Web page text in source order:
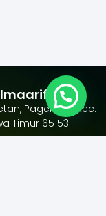
Pagentan, Kec.
Timur 65153